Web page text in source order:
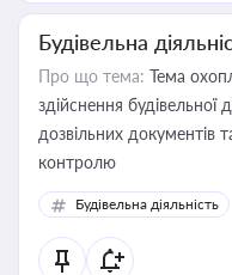
Будівельна
Про що тема: Тема
здійснення будівельної
дозвільних
контролю
Будівельна діяльність